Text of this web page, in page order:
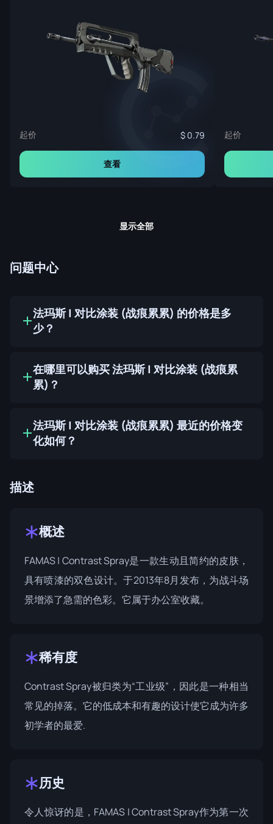
起价 0.79
查看
起价
显示全部
问题中心
法玛斯 | 对比涂装 (战痕累累) 的价格是多
少？
在哪里可以购买 法玛斯 | 对比涂装 (战痕累
累)？
法玛斯 | 对比涂装 (战痕累累) 最近的价格变
化如何？
描述
概述
FAMAS | Contrast Spray是一款生动且简约的皮肤，
具有喷漆的双色设计。于2013年8月发布，为战斗场
景增添了急需的色彩。它属于办公室收藏。
稀有度
Contrast Spray被归类为“工业级”，因此是一种相当
常见的掉落。它的低成本和有趣的设计使它成为许多
初学者的最爱.
历史
令人惊讶的是，FAMAS | Contrast Spray作为第一次